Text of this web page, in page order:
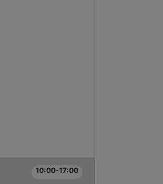
10:00-17:00